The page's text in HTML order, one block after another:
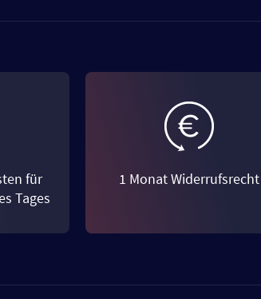
für
Tages
1 Monat Widerrufsrecht